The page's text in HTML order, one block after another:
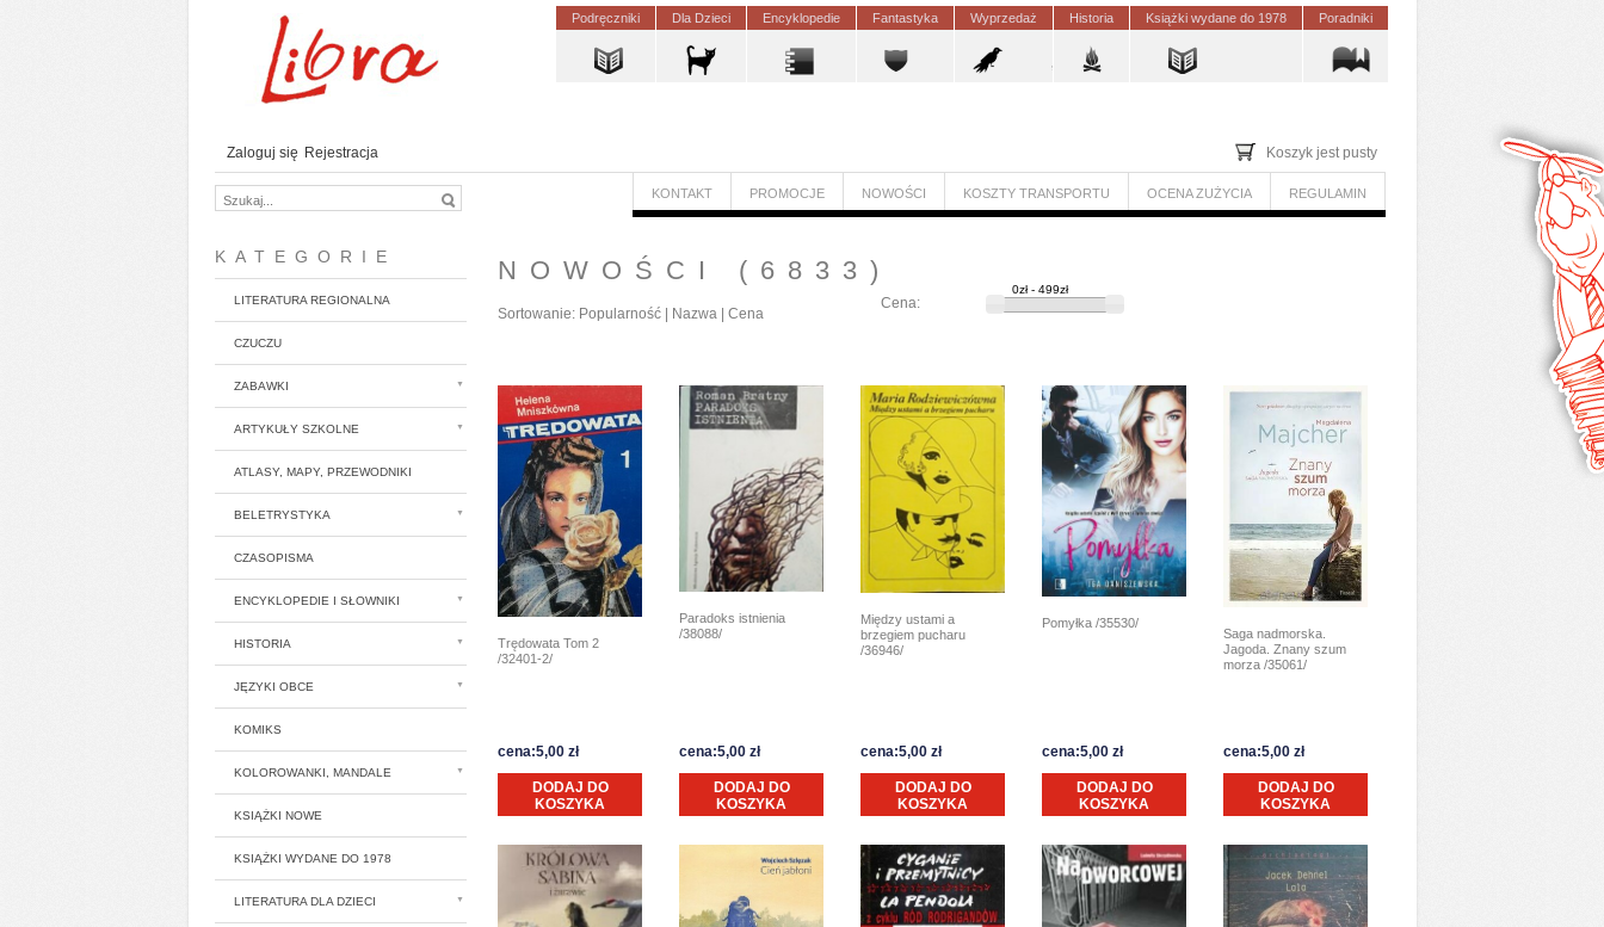
Podręczniki Dla Dzieci Encyklopedie Fantastyka Wyprzedaż Historia Książki wydane do 1978 Poradniki
Zaloguj się Rejestracja Koszyk jest pusty
KONTAKT PROMOCJE NOWOŚCI KOSZTY TRANSPORTU OCENA ZUŻYCIA REGULAMIN
KATEGORIE
LITERATURA REGIONALNA
CZUCZU
ZABAWKI
ARTYKUŁY SZKOLNE
ATLASY, MAPY, PRZEWODNIKI
BELETRYSTYKA
CZASOPISMA
ENCYKLOPEDIE I SŁOWNIKI
HISTORIA
JĘZYKI OBCE
KOMIKS
KOLOROWANKI, MANDALE
KSIĄŻKI NOWE
KSIĄŻKI WYDANE DO 1978
LITERATURA DLA DZIECI
NOWOŚCI (6833)
Sortowanie: Popularność Nazwa Cena
Cena:
Trędowata Tom 2
/32401-2/
cena:5,00 zł
DODAJ DO
KOSZYKA
Paradoks istnienia
/38088/
cena:5,00 zł
DODAJ DO
KOSZYKA
Między ustami a
brzegiem pucharu
/36946/
cena:5,00 zł
DODAJ DO
KOSZYKA
Pomyłka /35530/
cena:5,00 zł
DODAJ DO
KOSZYKA
Saga nadmorska.
Jagoda. Znany szum
morza /35061/
cena:5,00 zł
DODAJ DO
KOSZYKA